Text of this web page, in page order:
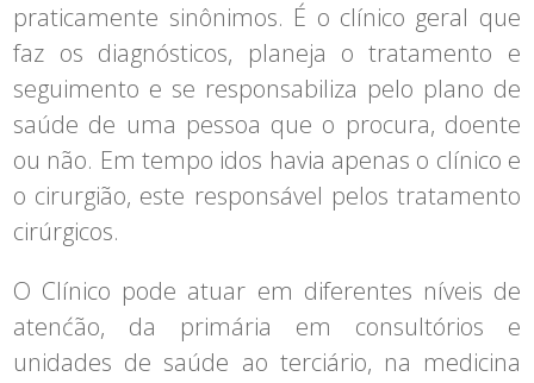
praticamente sinônimos. É o clínico geral que
faz os diagnósticos, planeja o tratamento e
seguimento e se responsabiliza pelo plano de
saúde de uma pessoa que o procura, doente
ou não. Em tempo idos havia apenas o clínico e
o cirurgião, este responsável pelos tratamento
cirúrgicos.
O Clínico pode atuar em diferentes níveis de
atenćão, da primária em consultórios e
unidades de saúde ao terciário, na medicina